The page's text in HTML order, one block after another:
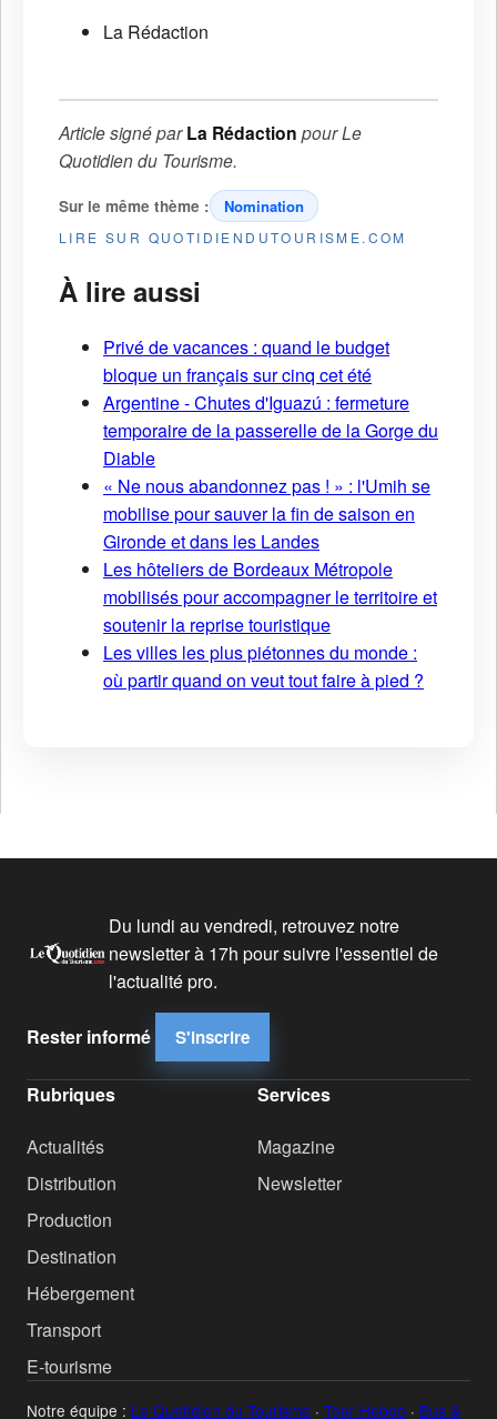
La Rédaction
Article signé parLa Rédaction pourLe
Quotidien du Tourisme.
Sur le même thème : Nomination
LIRE SUR QUOTIDIENDUTOURISME.COM
À lire aussi
Privé de vacances : quand le budget
bloque un français sur cinq cet été
Argentine - Chutes d'Iguazú : fermeture
temporaire de la passerelle de la Gorge du
Diable
« Ne nous abandonnez pas ! » : l'Umih se
mobilise pour sauver la fin de saison en
Gironde et dans les Landes
Les hôteliers de Bordeaux Métropole
mobilisés pour accompagner le territoire et
soutenir la reprise touristique
Les villes les plus piétonnes du monde :
où partir quand on veut tout faire à pied ?
Du lundi au vendredi, retrouvez notre
newsletter à 17h pour suivre l'essentiel de
l'actualité pro.
Rester informé S'inscrire
Rubriques
Actualités
Distribution
Production
Destination
Hébergement
Transport
E-tourisme
Services
Magazine
Newsletter
Notre équipe : Le Quotidien du Tourisme · Tour Hebdo · Bus &